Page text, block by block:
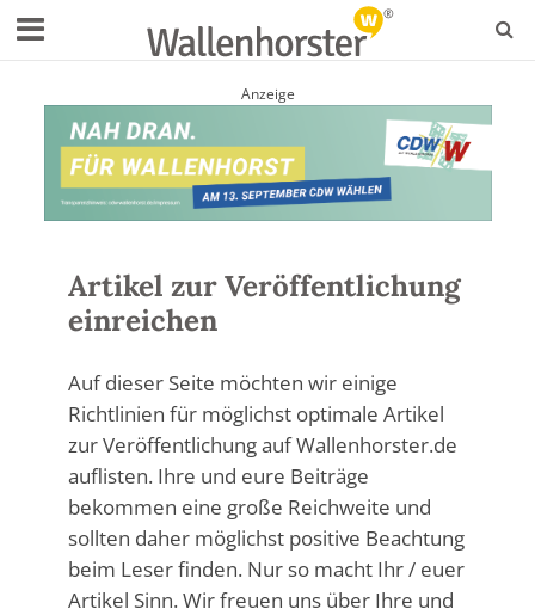
Anzeige
Artikel zur Veröffentlichung
einreichen
Auf dieser Seite möchten wir einige
Richtlinien für möglichst optimale Artikel
zur Veröffentlichung auf Wallenhorster.de
auflisten. Ihre und eure Beiträge
bekommen eine große Reichweite und
sollten daher möglichst positive Beachtung
beim Leser finden. Nur so macht Ihr / euer
Artikel Sinn. Wir freuen uns über Ihre und